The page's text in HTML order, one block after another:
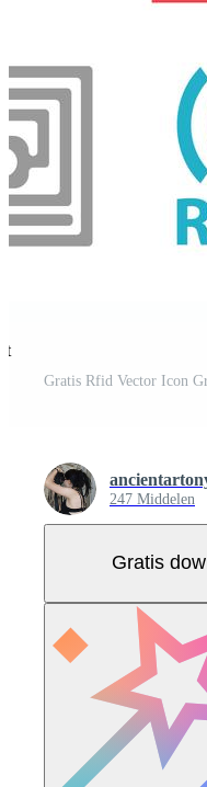
Gratis Rfid Vector Icon
247 Middelen
Gratis